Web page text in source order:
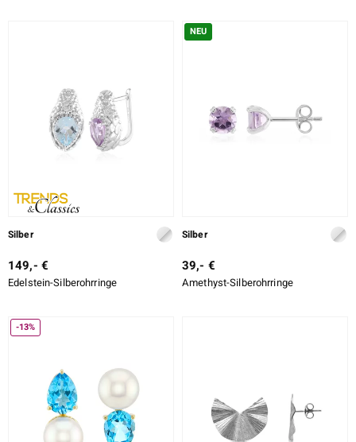
Silber
149,- €
Edelstein-Silberohrringe
NEU
Silber
39,- €
Amethyst-Silberohrringe
-13%